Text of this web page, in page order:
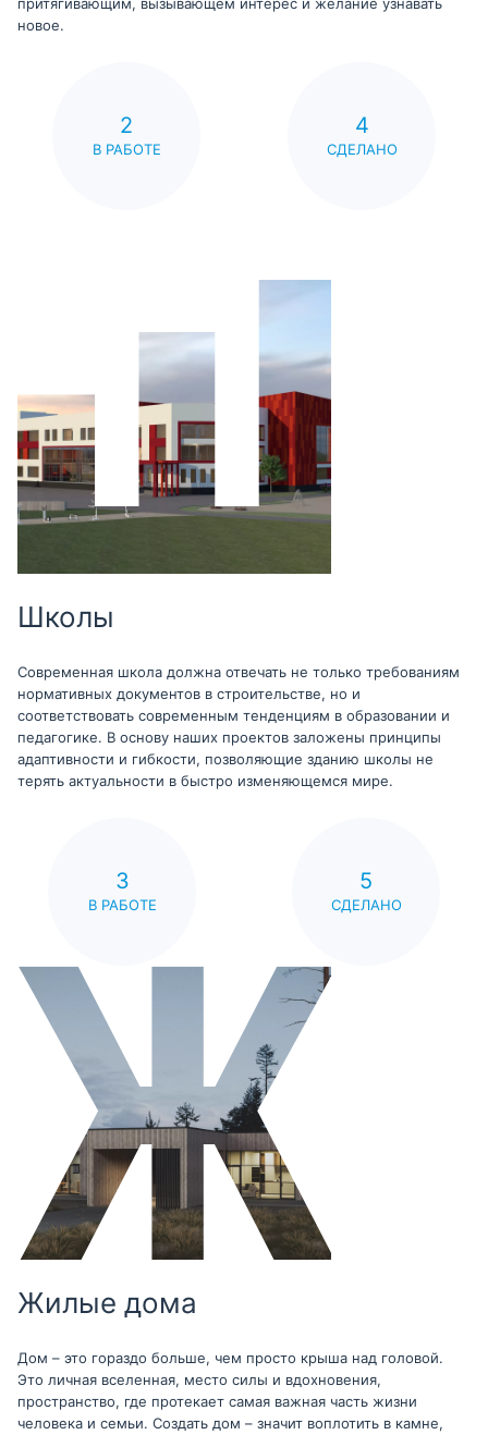
притягивающим, вызывающем интерес и желание узнавать
новое.
2
В РАБОТЕ
4
СДЕЛАНО
Школы
Современная школа должна отвечать не только требованиям
нормативных документов в строительстве, но и
соответствовать современным тенденциям в образовании и
педагогике. В основу наших проектов заложены принципы
адаптивности и гибкости, позволяющие зданию школы не
терять актуальности в быстро изменяющемся мире.
3
В РАБОТЕ
5
СДЕЛАНО
Жилые дома
Дом – это гораздо больше, чем просто крыша над головой.
Это личная вселенная, место силы и вдохновения,
пространство, где протекает самая важная часть жизни
человека и семьи. Создать дом – значит воплотить в камне,